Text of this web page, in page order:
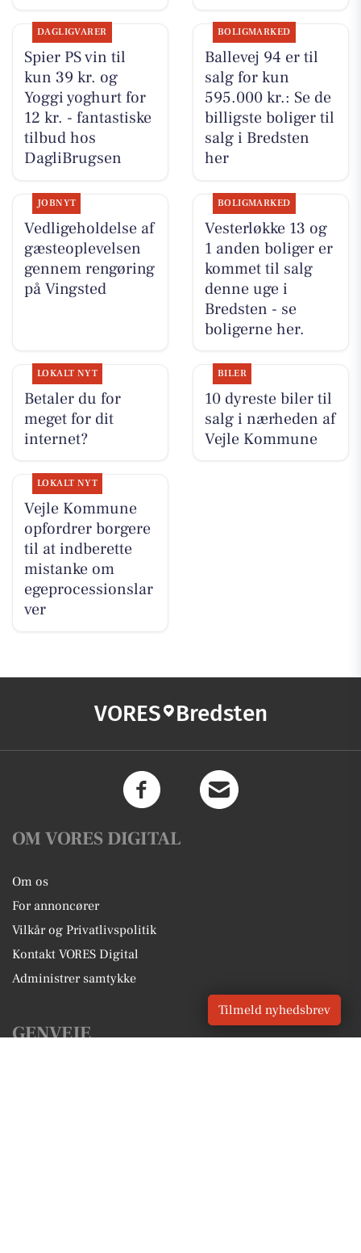
DAGLIGVARER
Spier PS vin til
kun 39 kr. og
Yoggi yoghurt for
12 kr. - fantastiske
tilbud hos
DagliBrugsen
BOLIGMARKED
Ballevej 94 er til
salg for kun
595.000 kr.: Se de
billigste boliger til
salg i Bredsten
her
JOBNYT
Vedligeholdelse af
gæsteoplevelsen
gennem rengøring
på Vingsted
BOLIGMARKED
Vesterløkke 13 og
1 anden boliger er
kommet til salg
denne uge i
Bredsten - se
boligerne her.
LOKALT NYT
Betaler du for
meget for dit
internet?
BILER
10 dyreste biler til
salg i nærheden af
Vejle Kommune
LOKALT NYT
Vejle Kommune
opfordrer borgere
til at indberette
mistanke om
egeprocessionslar
ver
VORES Bredsten
OM VORES DIGITAL
Om os
For annoncører
Vilkår og Privatlivspolitik
Kontakt VORES Digital
Administrer samtykke
GENVEJE
Tilmeld nyhedsbrev